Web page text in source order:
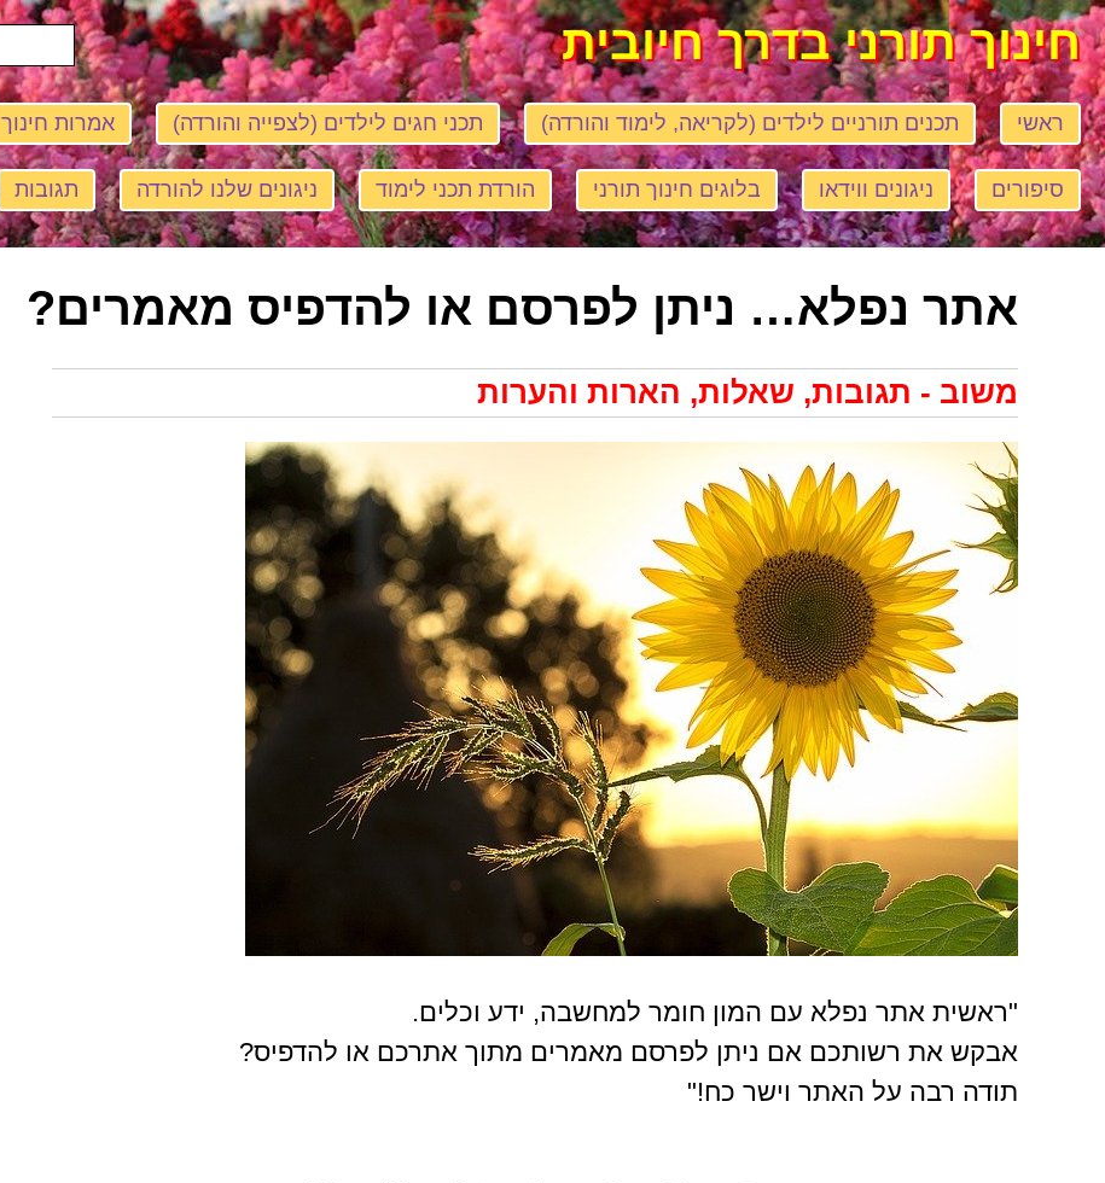
חינוך תורני בדרך חיובית
ראשי תכנים תורניים לילדים (לקריאה, לימוד והורדה) תכני חגים לילדים (לצפייה והורדה) אמרות חינוך
סיפורים ניגונים ווידאו בלוגים חינוך תורני הורדת תכני לימוד ניגונים שלנו להורדה תגובות
אתר נפלא… ניתן לפרסם או להדפיס מאמרים?
משוב - תגובות, שאלות, הארות והערות
"ראשית אתר נפלא עם המון חומר למחשבה, ידע וכלים.
אבקש את רשותכם אם ניתן לפרסם מאמרים מתוך אתרכם או להדפיס?
תודה רבה על האתר וישר כח!"